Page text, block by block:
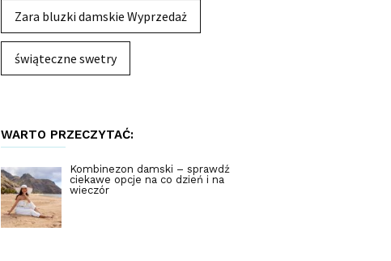
Zara bluzki damskie Wyprzedaż
świąteczne swetry
WARTO PRZECZYTAĆ:
Kombinezon damski – sprawdź
ciekawe opcje na co dzień i na
wieczór